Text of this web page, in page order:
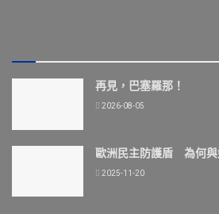
再見，巴塞羅那！
2026-08-05
歐洲民主防護盾 為何與
2025-11-20